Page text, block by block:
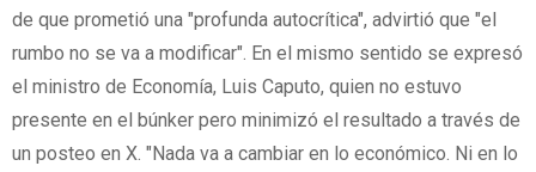
de que prometió una "profunda autocrítica", advirtió que "el
rumbo no se va a modificar". En el mismo sentido se expresó
el ministro de Economía, Luis Caputo, quien no estuvo
presente en el búnker pero minimizó el resultado a través de
un posteo en X. "Nada va a cambiar en lo económico. Ni en lo